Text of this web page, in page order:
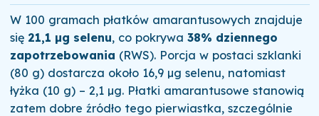
W 100 gramach płatków amarantusowych znajduje
się 21,1 µg selenu, co pokrywa 38% dziennego
zapotrzebowania (RWS). Porcja w postaci szklanki
(80 g) dostarcza około 16,9 µg selenu, natomiast
łyżka (10 g) – 2,1 µg. Płatki amarantusowe stanowią
zatem dobre źródło tego pierwiastka, szczególnie